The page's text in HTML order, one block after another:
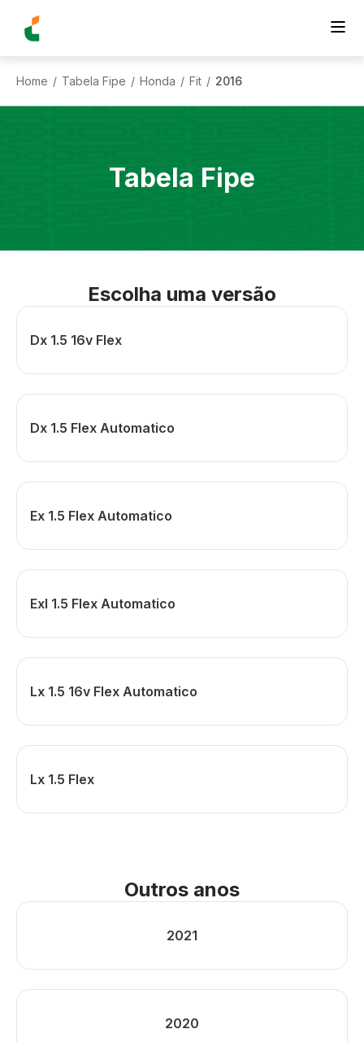
Home / Tabela Fipe / Honda / Fit / 2016
Tabela Fipe
Escolha uma versão
Dx 1.5 16v Flex
Dx 1.5 Flex Automatico
Ex 1.5 Flex Automatico
Exl 1.5 Flex Automatico
Lx 1.5 16v Flex Automatico
Lx 1.5 Flex
Outros anos
2021
2020